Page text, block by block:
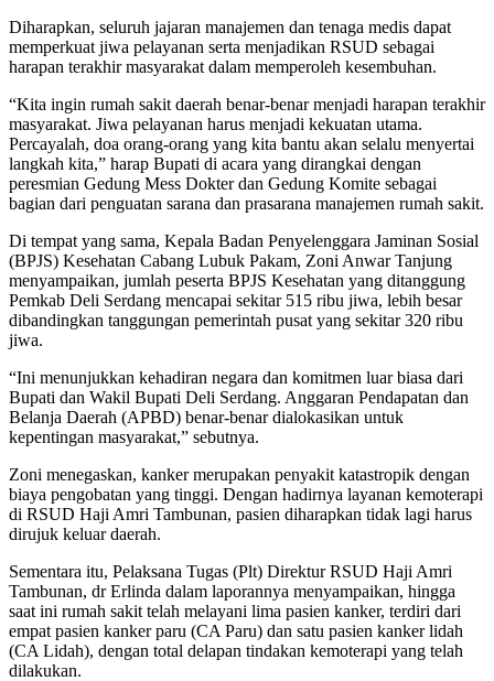
Diharapkan, seluruh jajaran manajemen dan tenaga medis dapat
memperkuat jiwa pelayanan serta menjadikan RSUD sebagai
harapan terakhir masyarakat dalam memperoleh kesembuhan.
“Kita ingin rumah sakit daerah benar-benar menjadi harapan terakhir
masyarakat. Jiwa pelayanan harus menjadi kekuatan utama.
Percayalah, doa orang-orang yang kita bantu akan selalu menyertai
langkah kita,” harap Bupati di acara yang dirangkai dengan
peresmian Gedung Mess Dokter dan Gedung Komite sebagai
bagian dari penguatan sarana dan prasarana manajemen rumah sakit.
Di tempat yang sama, Kepala Badan Penyelenggara Jaminan Sosial
(BPJS) Kesehatan Cabang Lubuk Pakam, Zoni Anwar Tanjung
menyampaikan, jumlah peserta BPJS Kesehatan yang ditanggung
Pemkab Deli Serdang mencapai sekitar 515 ribu jiwa, lebih besar
dibandingkan tanggungan pemerintah pusat yang sekitar 320 ribu
jiwa.
“Ini menunjukkan kehadiran negara dan komitmen luar biasa dari
Bupati dan Wakil Bupati Deli Serdang. Anggaran Pendapatan dan
Belanja Daerah (APBD) benar-benar dialokasikan untuk
kepentingan masyarakat,” sebutnya.
Zoni menegaskan, kanker merupakan penyakit katastropik dengan
biaya pengobatan yang tinggi. Dengan hadirnya layanan kemoterapi
di RSUD Haji Amri Tambunan, pasien diharapkan tidak lagi harus
dirujuk keluar daerah.
Sementara itu, Pelaksana Tugas (Plt) Direktur RSUD Haji Amri
Tambunan, dr Erlinda dalam laporannya menyampaikan, hingga
saat ini rumah sakit telah melayani lima pasien kanker, terdiri dari
empat pasien kanker paru (CA Paru) dan satu pasien kanker lidah
(CA Lidah), dengan total delapan tindakan kemoterapi yang telah
dilakukan.